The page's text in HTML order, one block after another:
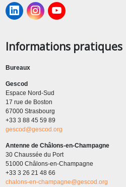
Informations pratiques
Bureaux
Gescod
Espace Nord-Sud
17 rue de Boston
67000 Strasbourg
+33 3 88 45 59 89
gescod@gescod.org
Antenne de Châlons-en-Champagne
30 Chaussée du Port
51000 Châlons-en-Champagne
+33 3 26 21 48 66
chalons-en-champagne@gescod.org